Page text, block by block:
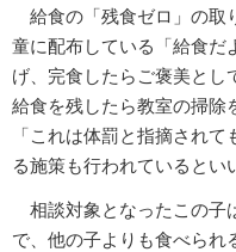
給食の「残食ゼロ」の取
童に配布している「給食だ
げ、完食したらご褒美とし
給食を残したら教室の掃除
「これは体罰と指摘され
る施策も行われているとい
相談対象となったこの子
で、他の子よりも食べられ